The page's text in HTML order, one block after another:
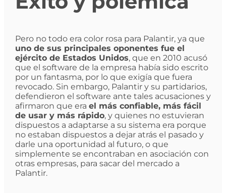
Pero no todo era color rosa para Palantir, ya que
uno de sus principales oponentes fue el
ejército de Estados Unidos, que en 2010 acusó
que el software de la empresa había sido escrito
por un fantasma, por lo que exigía que fuera
revocado. Sin embargo, Palantir y su partidarios,
defendieron el software ante tales acusaciones y
afirmaron que era el más confiable, más fácil
de usar y más rápido, y quienes no estuvieran
dispuestos a adaptarse a su sistema era porque
no estaban dispuestos a dejar atrás el pasado y
darle una oportunidad al futuro, o que
simplemente se encontraban en asociación con
otras empresas, para sacar del mercado a
Palantir.